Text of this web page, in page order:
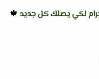
لكي يصلك كل جديد 🍁